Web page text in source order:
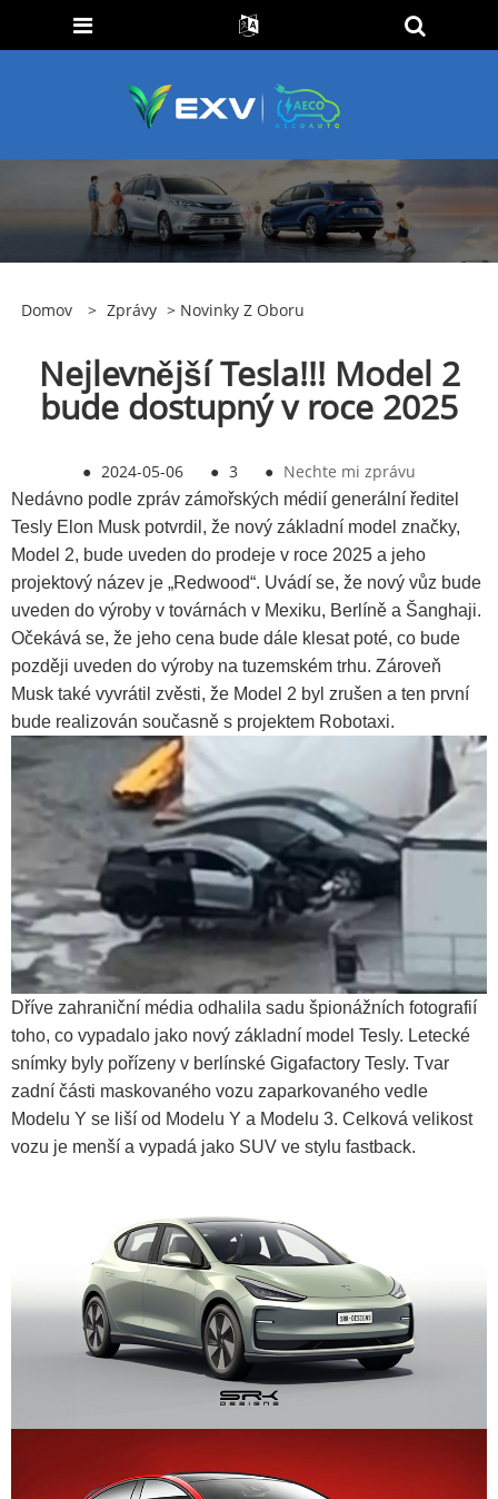
Domov > Zprávy > Novinky Z Oboru
Nejlevnější Tesla!!! Model 2
bude dostupný v roce 2025
● 2024-05-06 ● 3 ● Nechte mi zprávu
Nedávno podle zpráv zámořských médií generální ředitel
Tesly Elon Musk potvrdil, že nový základní model značky,
Model 2, bude uveden do prodeje v roce 2025 a jeho
projektový název je „Redwood“. Uvádí se, že nový vůz bude
uveden do výroby v továrnách v Mexiku, Berlíně a Šanghaji.
Očekává se, že jeho cena bude dále klesat poté, co bude
později uveden do výroby na tuzemském trhu. Zároveň
Musk také vyvrátil zvěsti, že Model 2 byl zrušen a ten první
bude realizován současně s projektem Robotaxi.
Dříve zahraniční média odhalila sadu špionážních fotografií
toho, co vypadalo jako nový základní model Tesly. Letecké
snímky byly pořízeny v berlínské Gigafactory Tesly. Tvar
zadní části maskovaného vozu zaparkovaného vedle
Modelu Y se liší od Modelu Y a Modelu 3. Celková velikost
vozu je menší a vypadá jako SUV ve stylu fastback.